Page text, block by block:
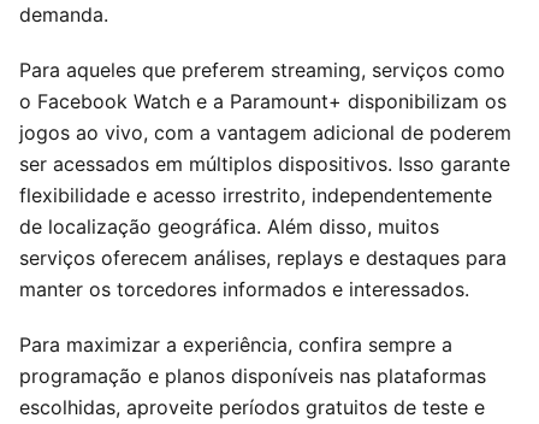
demanda.
Para aqueles que preferem streaming, serviços como
o Facebook Watch e a Paramount+ disponibilizam os
jogos ao vivo, com a vantagem adicional de poderem
ser acessados em múltiplos dispositivos. Isso garante
flexibilidade e acesso irrestrito, independentemente
de localização geográfica. Além disso, muitos
serviços oferecem análises, replays e destaques para
manter os torcedores informados e interessados.
Para maximizar a experiência, confira sempre a
programação e planos disponíveis nas plataformas
escolhidas, aproveite períodos gratuitos de teste e